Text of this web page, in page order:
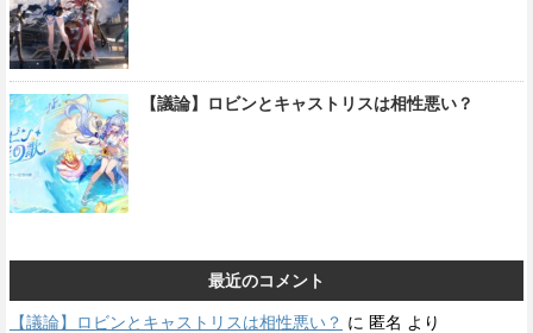
【議論】ロビンとキャストリスは相性悪い？
最近のコメント
【議論】ロビンとキャストリスは相性悪い？ に 匿名 より